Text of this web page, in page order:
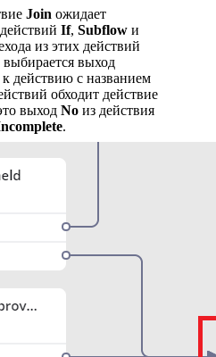
Join ожидает
If, Subflow и
из этих действий
выбирается выход
действию с названием
обходит действие
выход No из действия
.